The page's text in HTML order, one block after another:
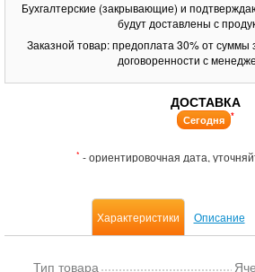
Бухгалтерские (закрывающие) и
будут доставлены с
Заказной товар: предоплата 30% от суммы
договоренности с
ДОСТАВКА
Сегодня *
* - ориентировочная дата,
Характеристики Описание
Тип товара